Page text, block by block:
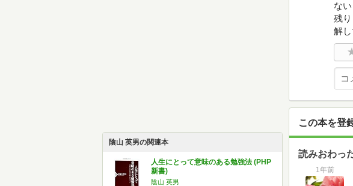
陰山 英男の関連本
人生にとって意味のある勉強法 (PHP
新書)
陰山 英男
な
残
解
この本を登
読みおわっ
1年前